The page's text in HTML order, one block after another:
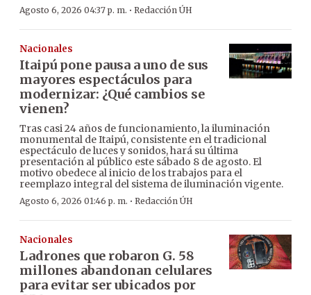
Agosto 6, 2026 04:37 p. m. · Redacción ÚH
Nacionales
Itaipú pone pausa a uno de sus
mayores espectáculos para
modernizar: ¿Qué cambios se
vienen?
Tras casi 24 años de funcionamiento, la iluminación
monumental de Itaipú, consistente en el tradicional
espectáculo de luces y sonidos, hará su última
presentación al público este sábado 8 de agosto. El
motivo obedece al inicio de los trabajos para el
reemplazo integral del sistema de iluminación vigente.
Agosto 6, 2026 01:46 p. m. · Redacción ÚH
Nacionales
Ladrones que robaron G. 58
millones abandonan celulares
para evitar ser ubicados por